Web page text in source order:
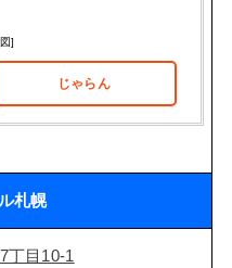
]
じゃらん
札幌
丁目10-1